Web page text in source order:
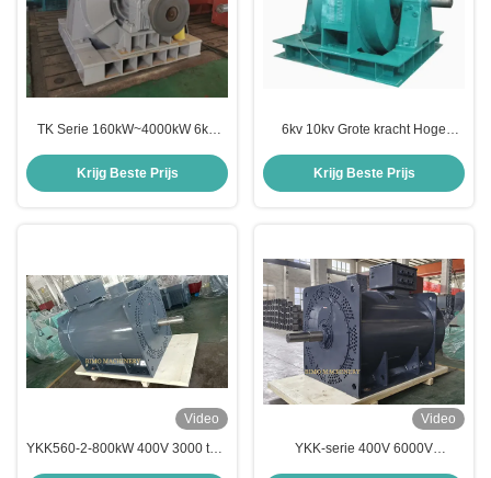
TK Serie 160kW~4000kW 6kV
Asynchrone Elektromotor
Krijg Beste Prijs
6kv 10kv Grote kracht Hoge
Elektromotor
Krijg Beste Prijs
Video
YKK560-2-800kW 400V 3000 tpm
Video
YKK-serie 400V 6000V